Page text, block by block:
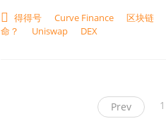
得得号 Curve Finance 区块链
命？
Uniswap DEX
Prev 1